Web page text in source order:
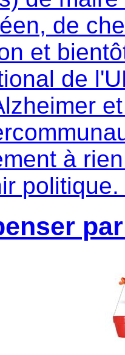
de
et
de
à
politique.